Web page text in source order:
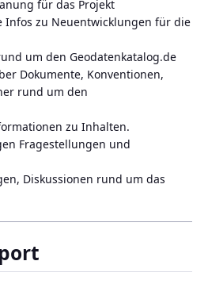
für das Projekt
Infos zu Neuentwicklungen für die
um den Geodatenkatalog.de
Dokumente, Konventionen,
rund um den
zu Inhalten.
Fragestellungen und
Diskussionen rund um das